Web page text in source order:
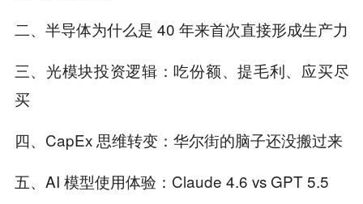
二、半导体为什么是 40 年来首次直接形成生产力
三、光模块投资逻辑：吃份额、提毛利、应买尽
买
四、CapEx 思维转变：华尔街的脑子还没搬过来
五、AI 模型使用体验：Claude 4.6 vs GPT 5.5